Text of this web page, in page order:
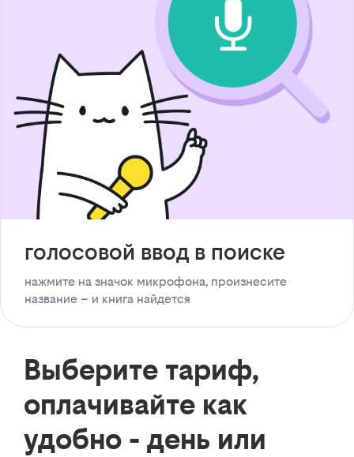
голосовой ввод в поиске
нажмите на значок микрофона, произнесите
название – и книга найдется
Выберите тариф,
оплачивайте как
удобно - день или